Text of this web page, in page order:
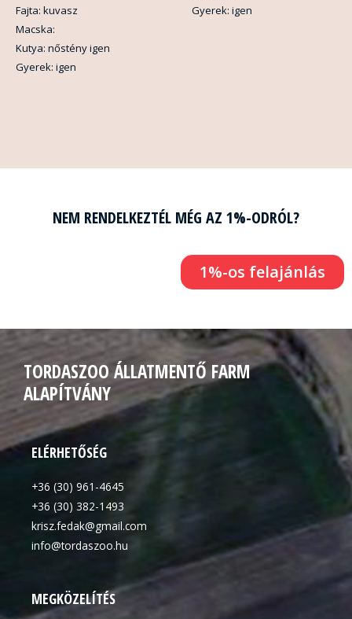
Fajta: kuvasz
Macska:
Kutya: nőstény igen
Gyerek: igen
Gyerek: igen
NEM RENDELKEZTÉL MÉG AZ 1%-ODRÓL?
1%-os felajánlás
TORDASZOO ÁLLATMENTŐ FARM
ALAPÍTVÁNY
ELÉRHETŐSÉG
+36 (30) 961-4645
+36 (30) 382-1493
krisz.fedak@gmail.com
info@tordaszoo.hu
MEGKÖZELÍTÉS